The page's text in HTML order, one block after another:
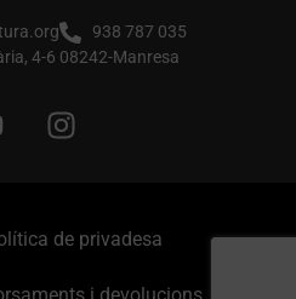
938 787 035
4-6 08242-Manresa
de privadesa